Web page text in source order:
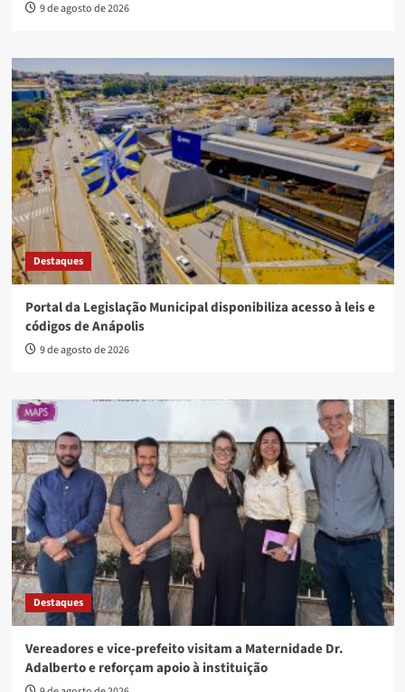
9 de agosto de 2026
Destaques
Portal da Legislação Municipal disponibiliza acesso à leis e
códigos de Anápolis
9 de agosto de 2026
Destaques
Vereadores e vice-prefeito visitam a Maternidade Dr.
Adalberto e reforçam apoio à instituição